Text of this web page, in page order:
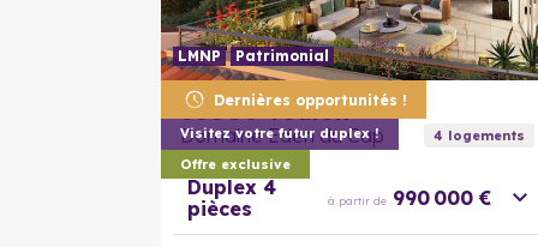
Dernières opportunités !
Visitez votre futur duplex !
Offre exclusive
LMNP Patrimonial
83000 Toulon
Domaine Eden du Cap 4 logements
Duplex 4
pièces
à partir de 990 000 €